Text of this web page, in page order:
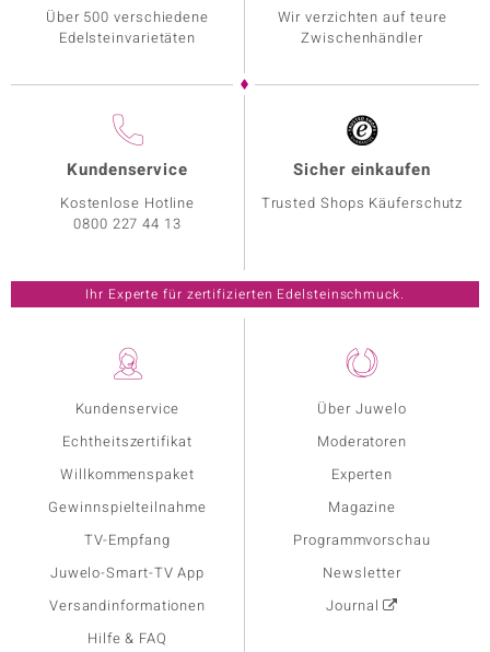
Kundenservice
Echtheitszertifikat
Willkommenspaket
Gewinnspielteilnahme
TV-Empfang
Juwelo-Smart-TV App
Versandinformationen
Hilfe & FAQ
Über Juwelo
Moderatoren
Experten
Magazine
Programmvorschau
Newsletter
Journal
Über 500 verschiedene
Edelsteinvarietäten
Wir verzichten auf teure
Zwischenhändler
Kundenservice
Kostenlose Hotline
0800 227 44 13
Sicher einkaufen
Trusted Shops Käuferschutz
Ihr Experte für zertifizierten Edelsteinschmuck.